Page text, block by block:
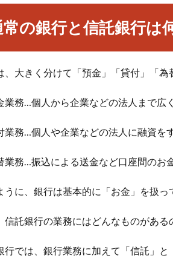
常の銀行と信託銀行は
、大きく分けて「預金」「貸付」「為
業務…個人から企業などの法人まで広
業務…個人や企業などの法人に融資を
業務…振込による送金など口座間のお
うに、銀行は基本的に「お金」を扱っ
信託銀行の業務にはどんなものがある
行では、銀行業務に加えて「信託」と